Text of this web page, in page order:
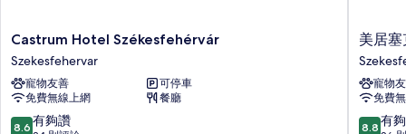
Castrum
Hotel
Székesfehérvár
Szekesfehervar
Castrum Hotel Székesfehérvár
Szekesfehervar
寵物友善
可停車
免費無線上網
餐廳
8.6
8.6 有夠讚
美
居
塞
克
什
白
美居
寵物
免費
8.8
8.8 有